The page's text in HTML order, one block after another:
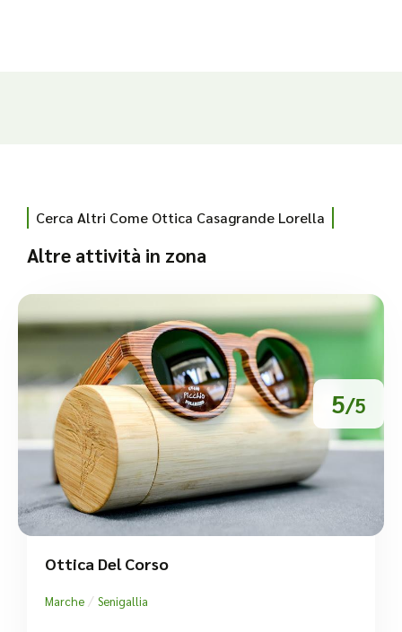
Cerca Altri Come Ottica Casagrande Lorella
Altre attività in zona
5/5
Ottica Del Corso
Marche / Senigallia